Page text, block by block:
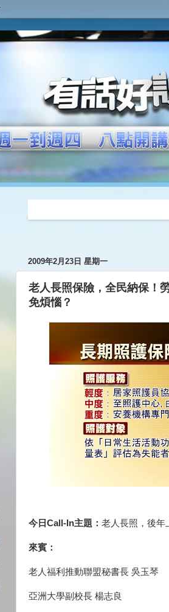
2009年2月23日 星期一
老人長照保險，全民納保！
免煩惱？
今日Call-In主題： 老人長照，後年
來賓：
老人福利推動聯盟秘書長 吳玉琴
亞洲大學副校長 楊志良